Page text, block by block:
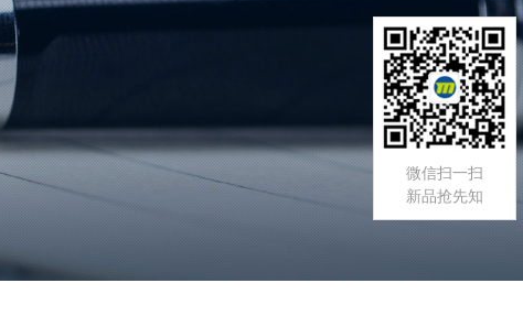
微信扫一扫
新品抢先知